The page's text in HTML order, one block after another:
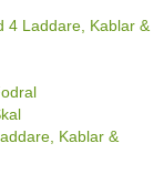
4 Laddare, Kablar &
Kablar &